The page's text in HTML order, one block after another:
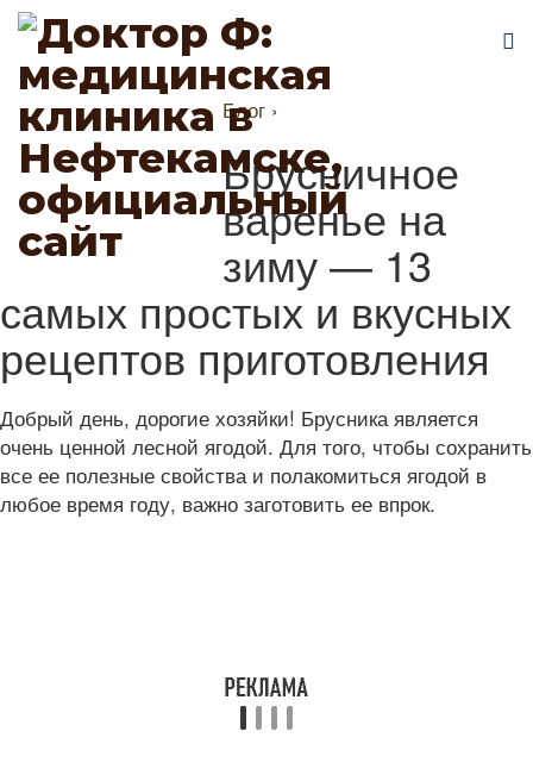
Блог ›
Брусничное
варенье на
зиму — 13
самых простых и вкусных
рецептов приготовления
Добрый день, дорогие хозяйки! Брусника является
очень ценной лесной ягодой. Для того, чтобы сохранить
все ее полезные свойства и полакомиться ягодой в
любое время году, важно заготовить ее впрок.